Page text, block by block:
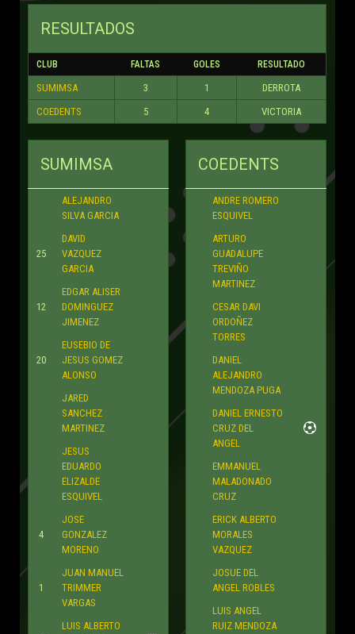
RESULTADOS
CLUB FALTAS GOLES RESULTADO
SUMIMSA 3 1
DERROTA
COEDENTS
5 4 VICTORIA
SUMIMSA
ALEJANDRO
SILVA GARCIA
25
DAVID
VAZQUEZ
GARCIA
12
EDGAR ALISER
DOMINGUEZ
JIMENEZ
20
EUSEBIO DE
JESUS GOMEZ
ALONSO
JARED
SANCHEZ
MARTINEZ
JESUS
EDUARDO
ELIZALDE
ESQUIVEL
4
JOSE
GONZALEZ
MORENO
1
JUAN MANUEL
TRIMMER
VARGAS
LUIS ALBERTO
COEDENTS
ANDRE ROMERO
ESQUIVEL
ARTURO
GUADALUPE
TREVIÑO
MARTINEZ
CESAR DAVI
ORDOÑEZ
TORRES
DANIEL
ALEJANDRO
MENDOZA PUGA
DANIEL ERNESTO
CRUZ DEL
ANGEL
EMMANUEL
MALADONADO
CRUZ
ERICK ALBERTO
MORALES
VAZQUEZ
JOSUE DEL
ANGEL ROBLES
LUIS ANGEL
RUIZ MENDOZA